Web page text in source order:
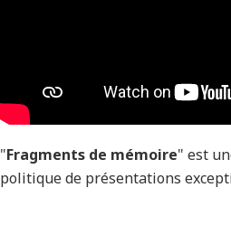
"Fragments de mémoire" est
politique de présentations